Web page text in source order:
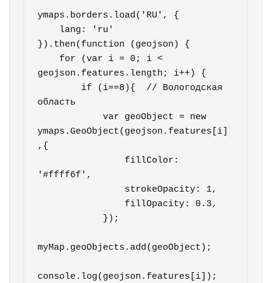
ymaps.borders.load('RU', {
}).then(function (geojson) {
geojson.features.length; i++) {
область
            var geoObject = new
ymaps.GeoObject(geojson.features[i]
,{
'#ffff6f',
myMap.geoObjects.add(geoObject);
console.log(geojson.features[i]);